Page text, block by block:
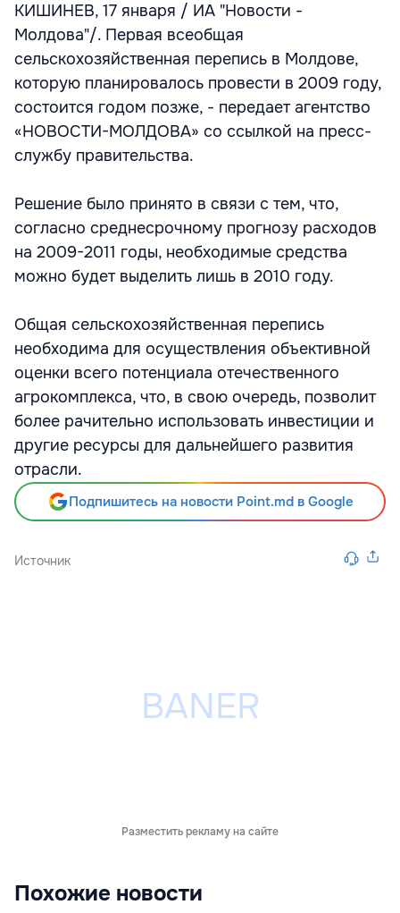
КИШИНЕВ, 17 января / ИА "Новости -
Молдова"/. Первая всеобщая
сельскохозяйственная перепись в Молдове,
которую планировалось провести в 2009 году,
состоится годом позже, - передает агентство
«НОВОСТИ-МОЛДОВА» со ссылкой на пресс-
службу правительства.
Решение было принято в связи с тем, что,
согласно среднесрочному прогнозу расходов
на 2009-2011 годы, необходимые средства
можно будет выделить лишь в 2010 году.
Общая сельскохозяйственная перепись
необходима для осуществления объективной
оценки всего потенциала отечественного
агрокомплекса, что, в свою очередь, позволит
более рачительно использовать инвестиции и
другие ресурсы для дальнейшего развития
отрасли.
Подпишитесь на новости Point.md в Google
Источник
Разместить рекламу на сайте
Похожие новости